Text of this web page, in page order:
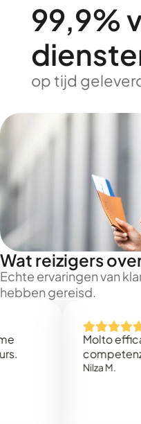
99,9%
op tijd
Wat reizigers
Echte ervaringen van
hebben gereisd.
Molto efficace!
competenza!